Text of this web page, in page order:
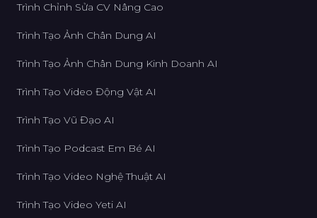
Trình Chỉnh Sửa CV Nâng Cao
Trình Tạo Ảnh Chân Dung AI
Trình Tạo Ảnh Chân Dung Kinh Doanh AI
Trình Tạo Video Động Vật AI
Trình Tạo Vũ Đạo AI
Trình Tạo Podcast Em Bé AI
Trình Tạo Video Nghệ Thuật AI
Trình Tạo Video Yeti AI